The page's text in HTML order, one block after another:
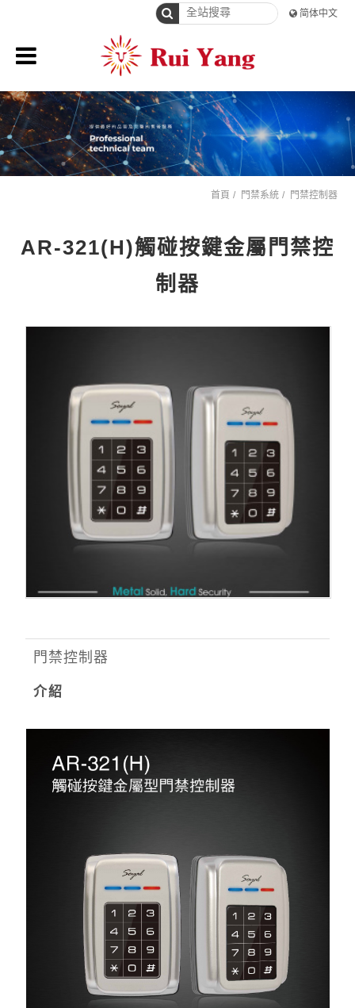
简体中文
首頁 門禁系統 門禁控制器
AR-321(H)觸碰按鍵金屬門禁控
制器
門禁控制器
介紹